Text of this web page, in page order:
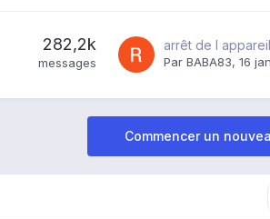
282,2k
messages
arrêt de l appareil
Par BABA83, 16
Commencer un